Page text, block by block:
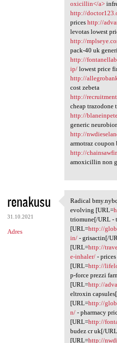
oxicillin</a>
http://
prices http://
levotas lowest
http://
pack-40 uk
http://
ip/lowest price
http://
cost zebeta
http://
cheap trazodone
http://
generic
http://
armotraz coupon
http://
amoxicillin non
renakusu
31.10.2021
Adres
Radical
Radical
evolving [URL=
triomune[/URL -
[URL=http://
in/- grisactin[/
[URL=http://
e-inhaler/- prices
[URL=http://
p-force prezzi
[URL=http://
eltroxin
[URL=http://
n/- pharmacy
[URL=http://
budez cr uk[/
[URL=http://